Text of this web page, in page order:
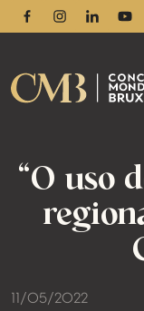
FacebookInstagram
Linkedin
“O uso
11/05/2022